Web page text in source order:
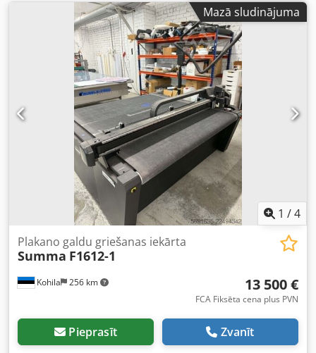
Mazā sludinājuma
1 /4
Kohila 256 km
Plakano galdu griešanas iekārta
Summa F1612-1
13 500 €
FCA Fiksēta cena plus PVN
Pieprasīt Zvanīt